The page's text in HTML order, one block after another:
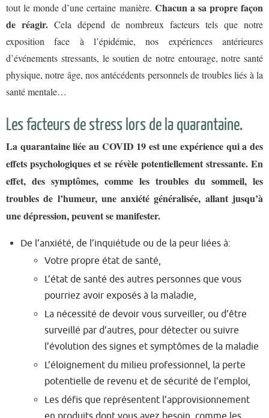
tout le monde d’une certaine manière. Chacun a sa propre façon
de réagir. Cela dépend de nombreux facteurs tels que notre
exposition face à l’épidémie, nos expériences antérieures
d’événements stressants, le soutien de notre entourage, notre santé
physique, notre âge, nos antécédents personnels de troubles liés à la
santé mentale…
Les facteurs de stress lors de la quarantaine.
La quarantaine liée au COVID 19 est une expérience qui a des
effets psychologiques et se révèle potentiellement stressante. En
effet, des symptômes, comme les troubles du sommeil, les
troubles de l’humeur, une anxiété généralisée, allant jusqu’à
une dépression, peuvent se manifester.
De l’anxiété, de l’inquiétude ou de la peur liées à:
Votre propre état de santé,
L’état de santé des autres personnes que vous
pourriez avoir exposés à la maladie,
La nécessité de devoir vous surveiller, ou d’être
surveillé par d’autres, pour détecter ou suivre
l’évolution des signes et symptômes de la maladie
L’éloignement du milieu professionnel, la perte
potentielle de revenu et de sécurité de l’emploi,
Les défis que représentent l’approvisionnement